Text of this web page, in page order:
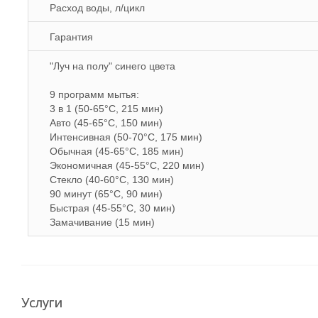
Расход воды, л/цикл
Гарантия
"Луч на полу" синего цвета
9 программ мытья:
3 в 1 (50-65°С, 215 мин)
Авто (45-65°С, 150 мин)
Интенсивная (50-70°С, 175 мин)
Обычная (45-65°С, 185 мин)
Экономичная (45-55°С, 220 мин)
Стекло (40-60°С, 130 мин)
90 минут (65°С, 90 мин)
Быстрая (45-55°С, 30 мин)
Замачивание (15 мин)
Услуги